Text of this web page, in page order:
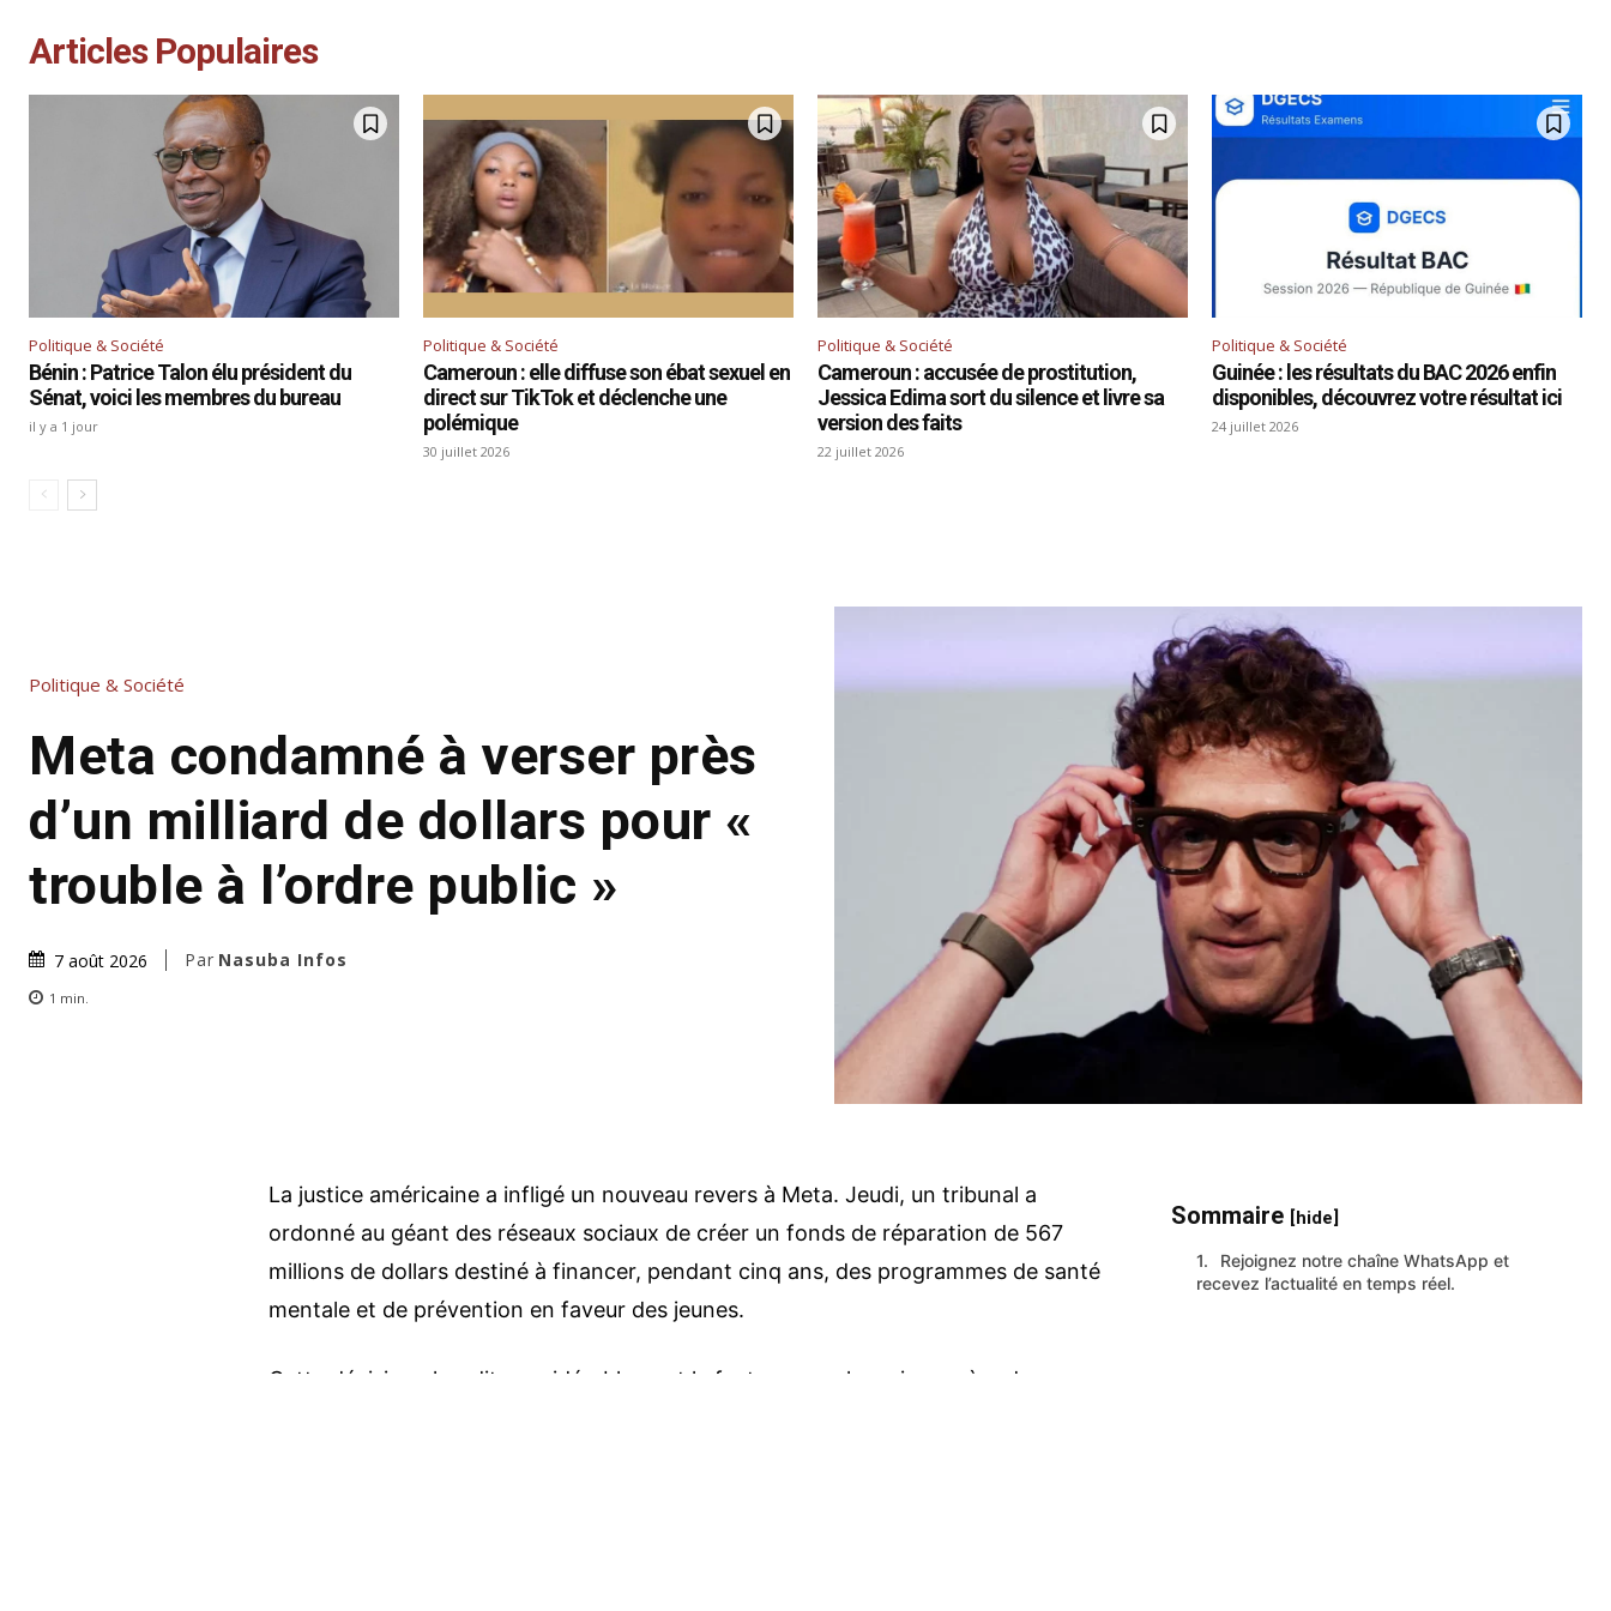
Articles Populaires
Politique & Société
Bénin : Patrice Talon élu président du
Sénat, voici les membres du bureau
il y a 1 jour
Politique & Société
Cameroun : elle diffuse son ébat sexuel en
direct sur TikTok et déclenche une
polémique
30 juillet 2026
Politique & Société
Cameroun : accusée de prostitution,
Jessica Edima sort du silence et livre sa
version des faits
22 juillet 2026
Politique & Société
Guinée : les résultats du BAC 2026 enfin
disponibles, découvrez votre résultat ici
24 juillet 2026